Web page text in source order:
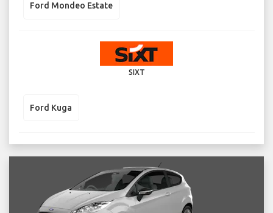
Ford Mondeo Estate
SIXT
Ford Kuga